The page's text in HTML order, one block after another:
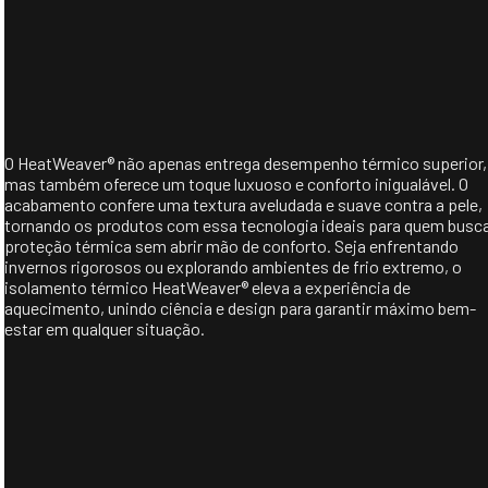
O HeatWeaver® não apenas entrega desempenho térmico superior,
mas também oferece um toque luxuoso e conforto inigualável. O
acabamento confere uma textura aveludada e suave contra a pele,
tornando os produtos com essa tecnologia ideais para quem
proteção térmica sem abrir mão de conforto. Seja enfrentando
invernos rigorosos ou explorando ambientes de frio extremo, o
isolamento térmico HeatWeaver® eleva a experiência de
aquecimento, unindo ciência e design para garantir máximo bem-
estar em qualquer situação.